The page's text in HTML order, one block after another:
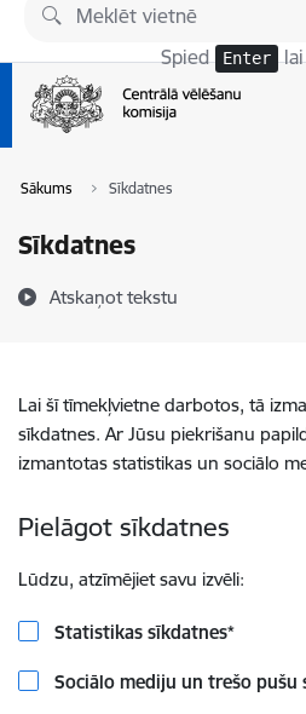
Pāriet uz lapas saturu
Spied Enter lai
Sākums Sīkdatnes
Sīkdatnes
Atskaņot tekstu
Lai šī tīmekļvietne darbotos, tā
sīkdatnes. Ar Jūsu piekrišanu
izmantotas statistikas un sociālo
Pielāgot sīkdatnes
Lūdzu, atzīmējiet savu izvēli:
Statistikas sīkdatnes*
Sociālo mediju un trešo pušu